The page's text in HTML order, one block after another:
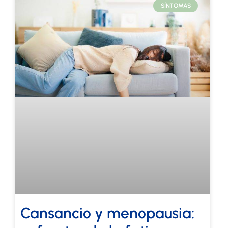
SÍNTOMAS
Cansancio y menopausia: